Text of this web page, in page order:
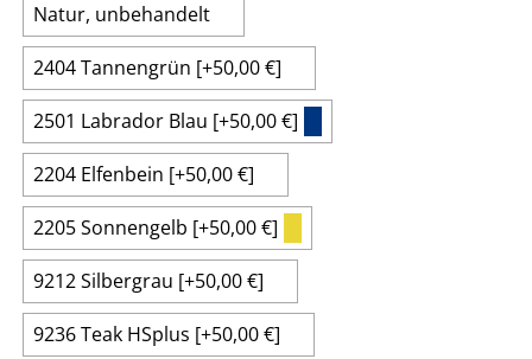
Natur, unbehandelt
2404 Tannengrün [+50,00 €]
2501 Labrador Blau [+50,00 €]
2204 Elfenbein [+50,00 €]
2205 Sonnengelb [+50,00 €]
9212 Silbergrau [+50,00 €]
9236 Teak HSplus [+50,00 €]